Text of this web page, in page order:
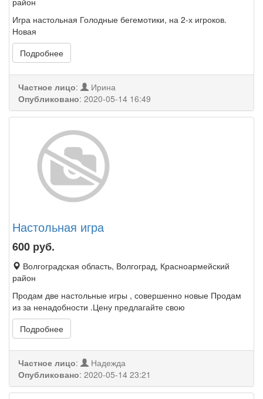
Игра настольная Голодные бегемотики, на 2-х игроков.
Новая
Подробнее
Частное лицо:
Ирина
Опубликовано: 2020-05-14 16:49
Настольная игра
600 руб.
Волгоградская область, Волгоград, Красноармейский
район
Продам две настольные игры , совершенно новые Продам
из за ненадобности .Цену предлагайте свою
Подробнее
Частное лицо:
Надежда
Опубликовано: 2020-05-14 23:21